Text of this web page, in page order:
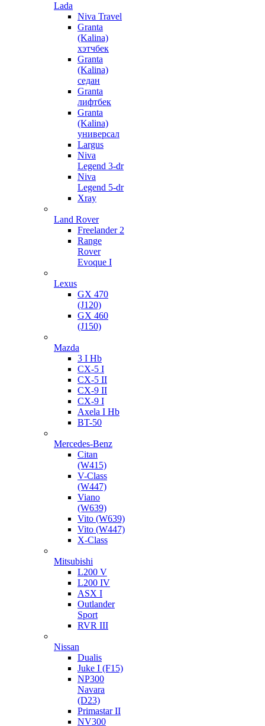
Lada
Niva Travel
Granta
(Kalina)
хэтчбек
Granta
(Kalina)
седан
Granta
лифтбек
Granta
(Kalina)
универсал
Largus
Niva
Legend 3-dr
Niva
Legend 5-dr
Xray
Land Rover
Freelander 2
Range
Rover
Evoque I
Lexus
GX 470
(J120)
GX 460
(J150)
Mazda
3 I Hb
CX-5 I
CX-5 II
CX-9 II
CX-9 I
Axela I Hb
BT-50
Mercedes-Benz
Citan
(W415)
V-Class
(W447)
Viano
(W639)
Vito (W639)
Vito (W447)
X-Class
Mitsubishi
L200 V
L200 IV
ASX I
Outlander
Sport
RVR III
Nissan
Dualis
Juke I (F15)
NP300
Navara
(D23)
Primastar II
NV300